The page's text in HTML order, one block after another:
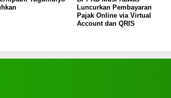
Luncurkan Pembayaran
Pajak Online via Virtual
Account dan QRIS